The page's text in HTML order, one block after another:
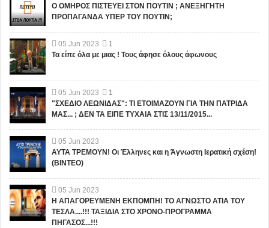
Ο ΟΜΗΡΟΣ ΠΙΣΤΕΥΕΙ ΣΤΟΝ ΠΟΥΤΙΝ ; ΑΝΕΞΗΓΗΤΗ
ΠΡΟΠΑΓΑΝΔΑ ΥΠΕΡ ΤΟΥ ΠΟΥΤΙΝ;
05 Jun 2023
1
Τα είπε όλα με μιας ! Τους άφησε όλους άφωνους
05 Jun 2023
1
"ΣΧΕΔΙΟ ΛΕΩΝΙΔΑΣ": ΤΙ ΕΤΟΙΜΑΖΟΥΝ ΓΙΑ ΤΗΝ ΠΑΤΡΙΔΑ
ΜΑΣ... ; ΔΕΝ ΤΑ ΕΙΠΕ ΤΥΧΑΙΑ ΣΤΙΣ 13/11/2015...
05 Jun 2023
ΑΥΤΑ ΤΡΕΜΟΥΝ! Οι Έλληνες και η Άγνωστη Ιερατική σχέση!
(ΒΙΝΤΕΟ)
05 Jun 2023
Η ΑΠΑΓΟΡΕΥΜΕΝΗ ΕΚΠΟΜΠΗ! ΤΟ ΑΓΝΩΣΤΟ ΑΤΙΑ ΤΟΥ
ΤΕΣΛΑ....!!! ΤΑΞΙΔΙΑ ΣΤΟ ΧΡΟΝΟ-ΠΡΟΓΡΑΜΜΑ
ΠΗΓΑΣΟΣ...!!!